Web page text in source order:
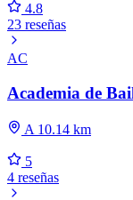
4.8
23 reseñas
AC
Academia de
A 10.14 km
5
4 reseñas